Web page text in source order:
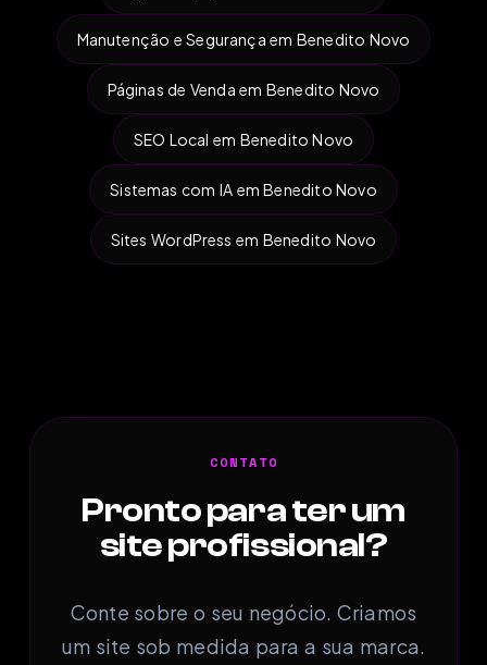
Manutenção e Segurança em Benedito Novo
Páginas de Venda em Benedito Novo
SEO Local em Benedito Novo
Sistemas com IA em Benedito Novo
Sites WordPress em Benedito Novo
CONTATO
Pronto para ter um
site profissional?
Conte sobre o seu negócio. Criamos
um site sob medida para a sua marca.